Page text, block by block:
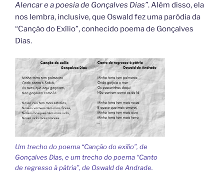
Alencar e a poesia de Gonçalves Dias”. Além disso, ela
nos lembra, inclusive, que Oswald fez uma paródia da
“Canção do Exílio”, conhecido poema de Gonçalves
Dias.
Um trecho do poema “Canção do exílio”, de
Gonçalves Dias, e um trecho do poema “Canto
de regresso à pátria”, de Oswald de Andrade.